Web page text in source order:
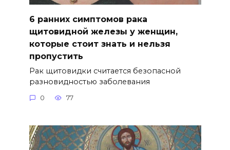
6 ранних симптомов рака
щитовидной железы у женщин,
которые стоит знать и нельзя
пропустить
Рак щитовидки считается безопасной
разновидностью заболевания
0 77